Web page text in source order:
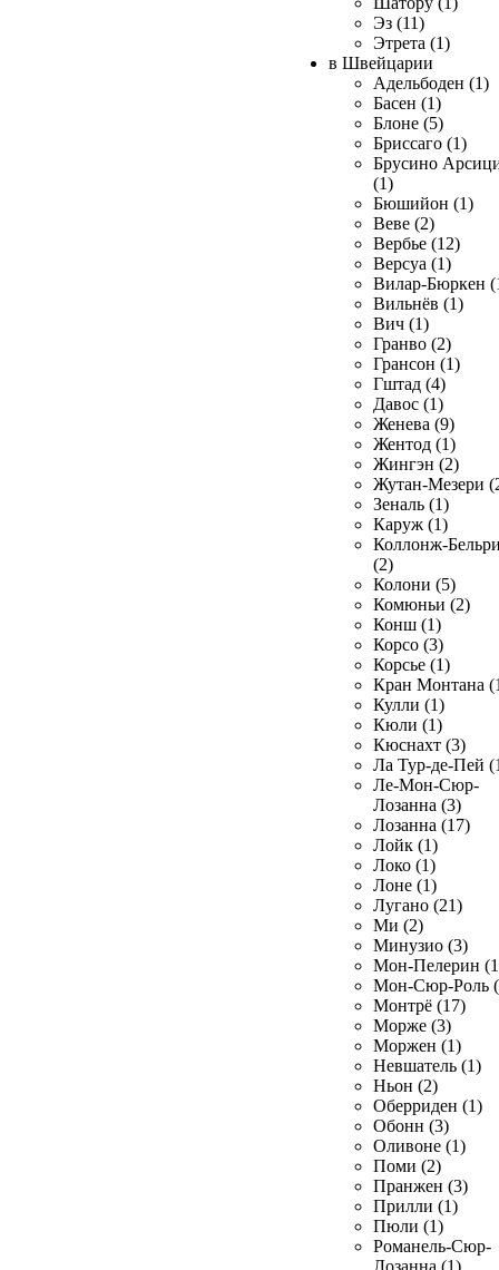
Эз (11)
Этрета (1)
в Швейцарии
Адельбоден (1)
Басен (1)
Блоне (5)
Бриссаго (1)
Брусино
(1)
Бюшийон (1)
Веве (2)
Вербье (12)
Версуа (1)
Вилар-Бюркен
Вильнёв (1)
Вич (1)
Гранво (2)
Грансон (1)
Гштад (4)
Давос (1)
Женева (9)
Жентод (1)
Жингэн (2)
Жутан-Мезери
Зеналь (1)
Каруж (1)
Коллонж-
(2)
Колони (5)
Комюньи (2)
Конш (1)
Корсо (3)
Корсье (1)
Кран Монтана
Кулли (1)
Кюли (1)
Кюснахт (3)
Ла Тур-де-Пей
Ле-Мон-Сюр-
Лозанна (3)
Лозанна (17)
Лойк (1)
Локо (1)
Лоне (1)
Лугано (21)
Ми (2)
Минузио (3)
Мон-Пелерин
Мон-Сюр-Роль
Монтрё (17)
Морже (3)
Моржен (1)
Невшатель (1)
Ньон (2)
Оберриден (1)
Обонн (3)
Оливоне (1)
Поми (2)
Пранжен (3)
Прилли (1)
Пюли (1)
Романель-Сюр-
Лозанна (1)